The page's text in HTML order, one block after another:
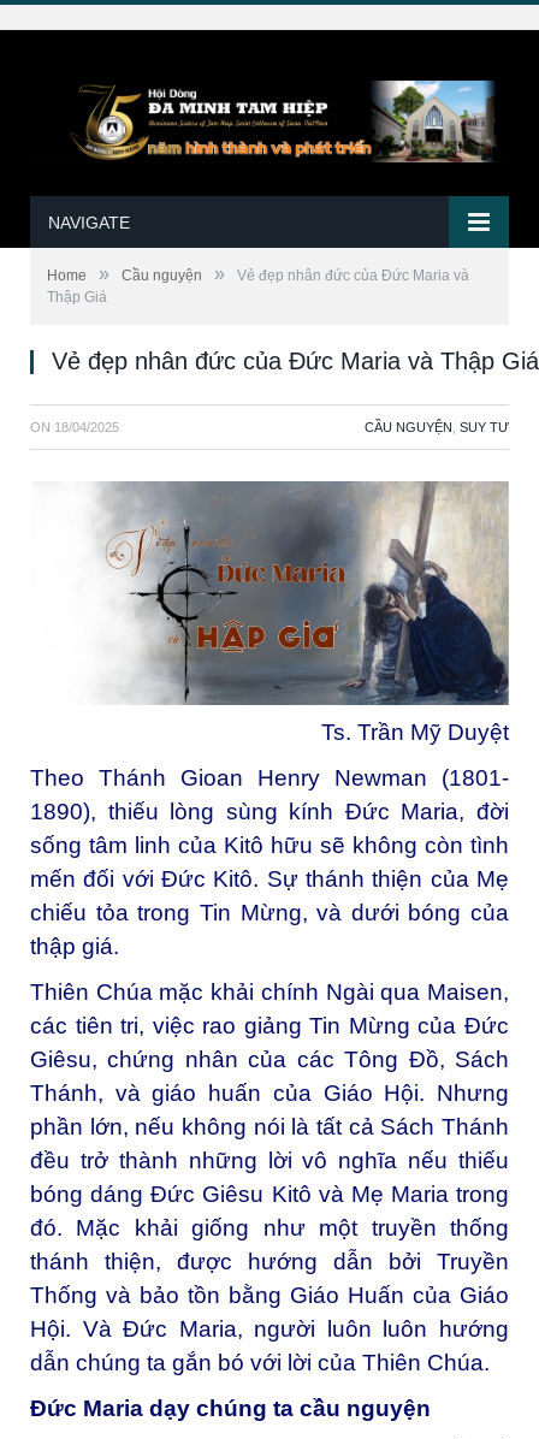
NAVIGATE
Home » Cầu nguyện »
Vẻ đẹp nhân đức của Đức Maria và
Thập Giá
Vẻ đẹp nhân đức của Đức Maria và Thập Giá
ON 18/04/2025 CẦU NGUYỆN SUY TƯ
Ts. Trần Mỹ Duyệt
Theo Thánh Gioan Henry Newman (1801-
1890), thiếu lòng sùng kính Đức Maria, đời
sống tâm linh của Kitô hữu sẽ không còn tình
mến đối với Đức Kitô. Sự thánh thiện của Mẹ
chiếu tỏa trong Tin Mừng, và dưới bóng của
thập giá.
Thiên Chúa mặc khải chính Ngài qua Maisen,
các tiên tri, việc rao giảng Tin Mừng của Đức
Giêsu, chứng nhân của các Tông Đồ, Sách
Thánh, và giáo huấn của Giáo Hội. Nhưng
phần lớn, nếu không nói là tất cả Sách Thánh
đều trở thành những lời vô nghĩa nếu thiếu
bóng dáng Đức Giêsu Kitô và Mẹ Maria trong
đó. Mặc khải giống như một truyền thống
thánh thiện, được hướng dẫn bởi Truyền
Thống và bảo tồn bằng Giáo Huấn của Giáo
Hội. Và Đức Maria, người luôn luôn hướng
dẫn chúng ta gắn bó với lời của Thiên Chúa.
Đức Maria dạy chúng ta cầu nguyện